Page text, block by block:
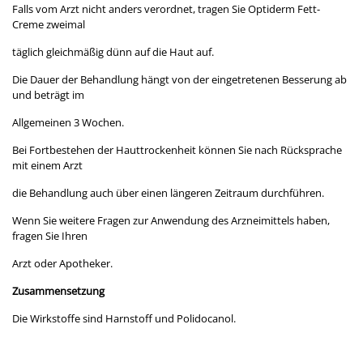
Falls vom Arzt nicht anders verordnet, tragen Sie Optiderm Fett-
Creme zweimal
täglich gleichmäßig dünn auf die Haut auf.
Die Dauer der Behandlung hängt von der eingetretenen Besserung ab
und beträgt im
Allgemeinen 3 Wochen.
Bei Fortbestehen der Hauttrockenheit können Sie nach Rücksprache
mit einem Arzt
die Behandlung auch über einen längeren Zeitraum durchführen.
Wenn Sie weitere Fragen zur Anwendung des Arzneimittels haben,
fragen Sie Ihren
Arzt oder Apotheker.
Zusammensetzung
Die Wirkstoffe sind Harnstoff und Polidocanol.